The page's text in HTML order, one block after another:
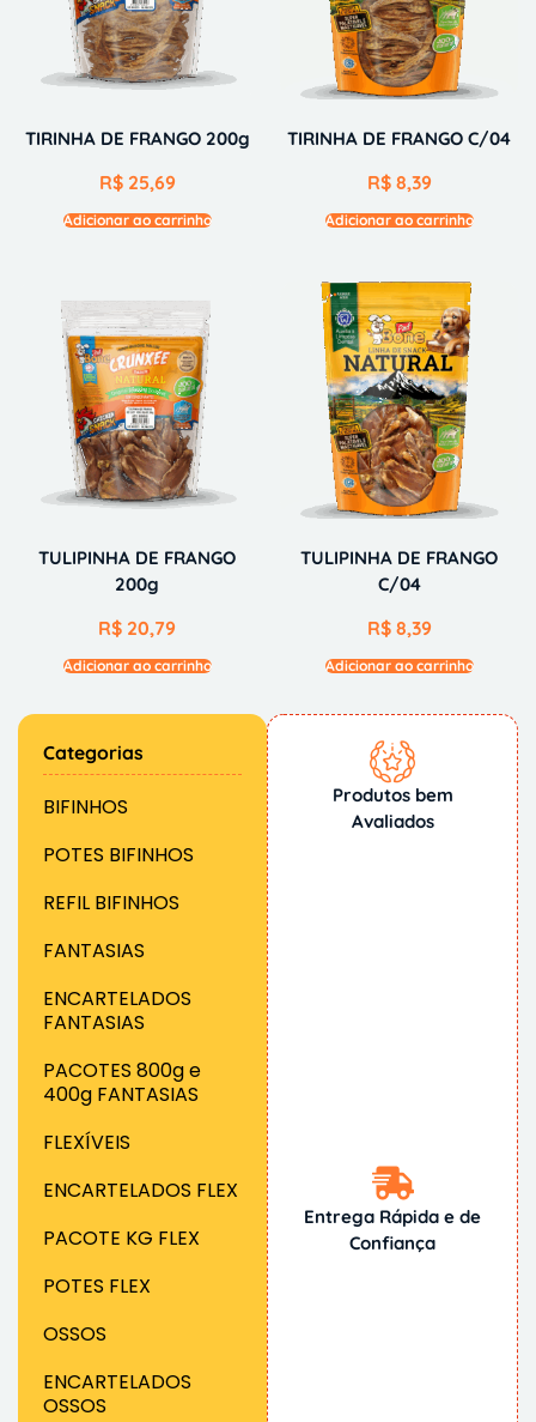
Categorias
BIFINHOS
POTES BIFINHOS
REFIL BIFINHOS
FANTASIAS
ENCARTELADOS
FANTASIAS
PACOTES 800g e
400g FANTASIAS
FLEXÍVEIS
ENCARTELADOS FLEX
PACOTE KG FLEX
POTES FLEX
OSSOS
ENCARTELADOS
OSSOS
Produtos bem
Avaliados
Entrega Rápida e de
Confiança
TIRINHA DE FRANGO 200g
R$25,69
Adicionar ao carrinho
TIRINHA DE FRANGO C/04
R$8,39
Adicionar ao carrinho
TULIPINHA DE FRANGO
200g
R$ 20,79
Adicionar ao carrinho
TULIPINHA DE FRANGO
C/04
R$8,39
Adicionar ao carrinho